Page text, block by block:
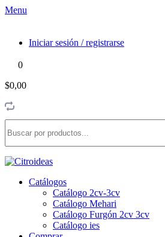
Menu
Iniciar sesión / registrarse
0
$0,00
Catálogos
Catálogo 2cv-3cv
Catálogo Mehari
Catálogo Furgón 2cv 3cv
Catálogo ies